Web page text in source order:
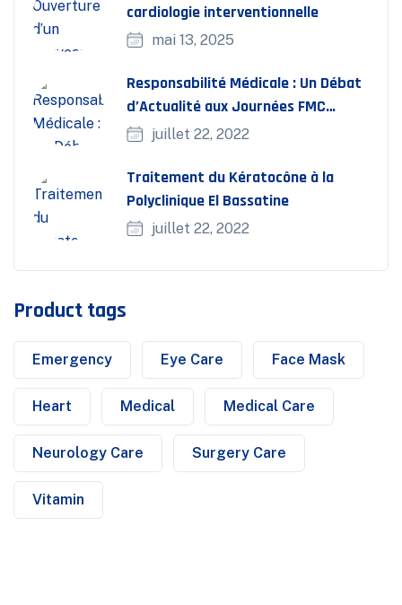
cardiologie interventionnelle
mai 13, 2025
Responsabilité Médicale : Un Débat
d’Actualité aux Journées FMC
Bassatine
juillet 22, 2022
Traitement du Kératocône à la
Polyclinique El Bassatine
juillet 22, 2022
Product tags
Emergency Eye Care Face Mask
Heart Medical Medical Care
Neurology Care Surgery Care
Vitamin